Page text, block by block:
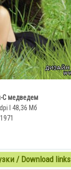
С медведем
l 48,36 Мб
/ Download links